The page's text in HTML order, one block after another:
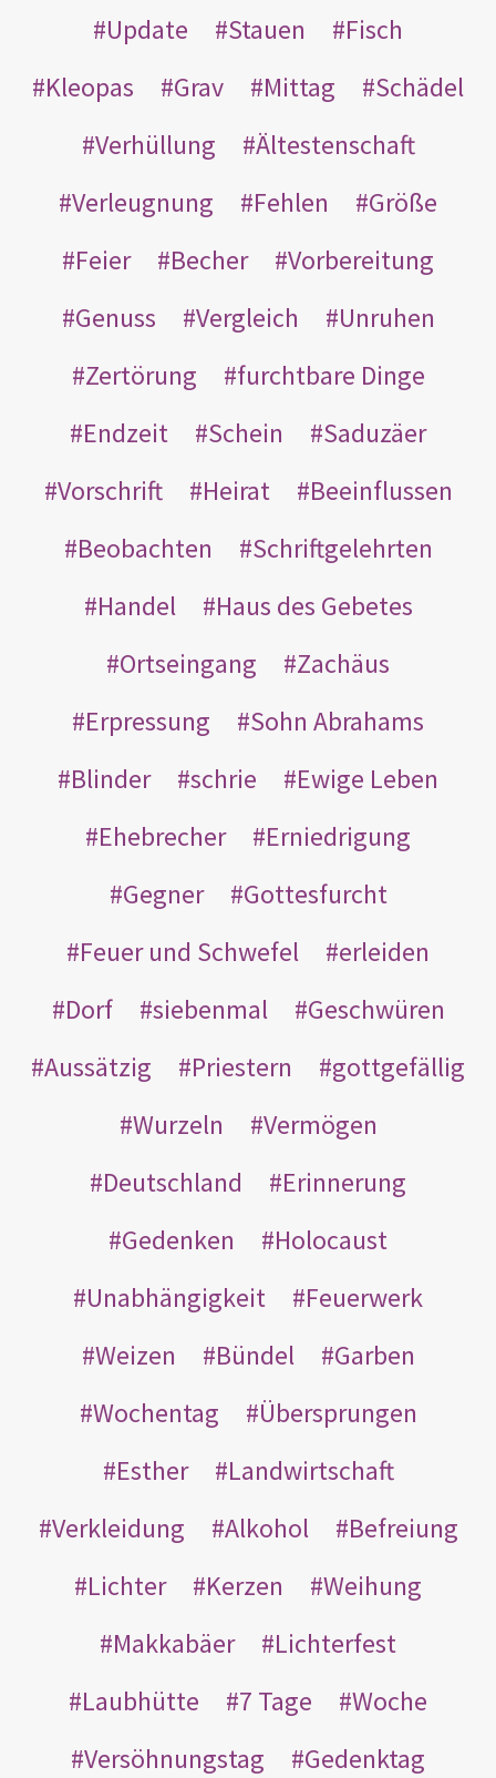
Update Stauen
Fisch
Kleopas
Grav Mittag
Schädel
Verhüllung
Ältestenschaft
Verleugnung
Fehlen
Größe
Feier
Becher
Vorbereitung
Genuss
Vergleich
Unruhen
Zertörung
furchtbare Dinge
Endzeit
Schein
Saduzäer
Vorschrift
Heirat
Beeinflussen
Beobachten
Schriftgelehrten
Handel
Haus des Gebetes
Ortseingang
Zachäus
Erpressung
Sohn Abrahams
Blinder
schrie
Ewige Leben
Ehebrecher
Erniedrigung
Gegner
Gottesfurcht
Feuer und Schwefel
erleiden
Dorf
siebenmal
Geschwüren
Aussätzig
Priestern
gottgefällig
Wurzeln
Vermögen
Deutschland
Erinnerung
Gedenken
Holocaust
Unabhängigkeit
Feuerwerk
Weizen
Bündel
Garben
Wochentag
Übersprungen
Esther
Landwirtschaft
Verkleidung
Alkohol
Befreiung
Lichter
Kerzen
Weihung
Makkabäer
Lichterfest
Laubhütte
7 Tage
Woche
Versöhnungstag
Gedenktag